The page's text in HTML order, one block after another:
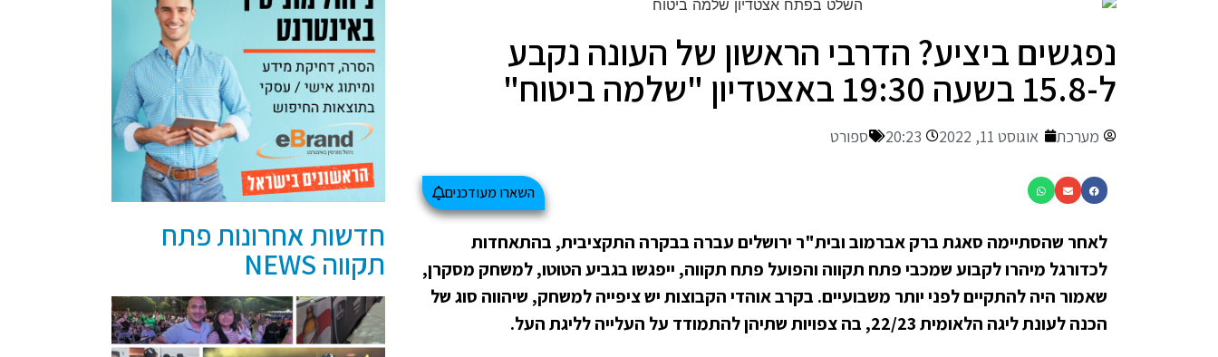
נפגשים ביציע? הדרבי הראשון של העונה נקבע
ל-15.8 בשעה 19:30 באצטדיון "שלמה ביטוח"
מערכת אוגוסט 11, 2022 20:23 ספורט
השארו מעודכנים
לאחר שהסתיימה סאגת ברק אברמוב ובית"ר ירושלים עברה בבקרה התקציבית, בהתאחדות
לכדורגל מיהרו לקבוע שמכבי פתח תקווה והפועל פתח תקווה, ייפגשו בגביע הטוטו, למשחק מסקרן,
שאמור היה להתקיים לפני יותר משבועיים. בקרב אוהדי הקבוצות יש ציפייה למשחק, שיהווה סוג של
הכנה לעונת ליגה הלאומית 22/23, בה צפויות שתיהן להתמודד על העלייה לליגת העל.
חדשות אחרונות פתח
תקווה NEWS